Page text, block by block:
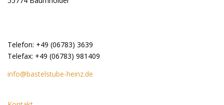
Telefon: +49 (06783) 3639
Telefax: +49 (06783) 981409
info@bastelstube-heinz.de